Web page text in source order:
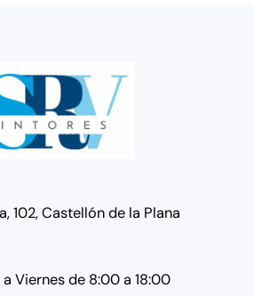
102, Castellón de la Plana
a Viernes de 8:00 a 18:00